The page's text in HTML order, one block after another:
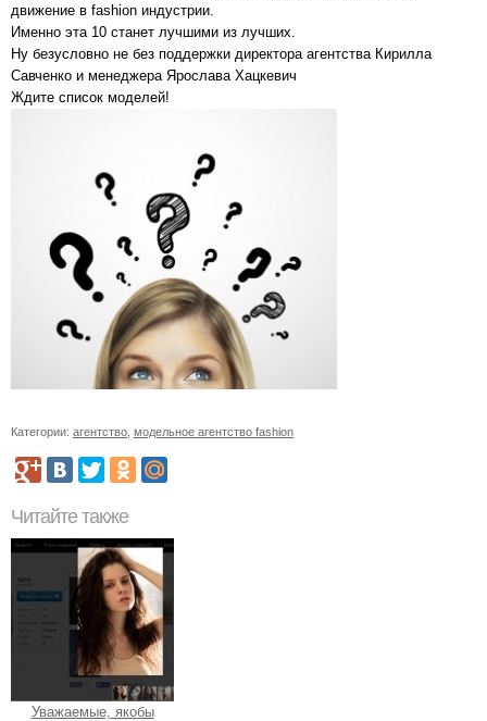
движение в fashion индустрии.
Именно эта 10 станет лучшими из лучших.
Ну безусловно не без поддержки директора агентства Кирилла
Савченко и менеджера Ярослава Хацкевич
Ждите список моделей!
Категории: агентство модельное агентство fashion
Читайте также
Уважаемые, якобы